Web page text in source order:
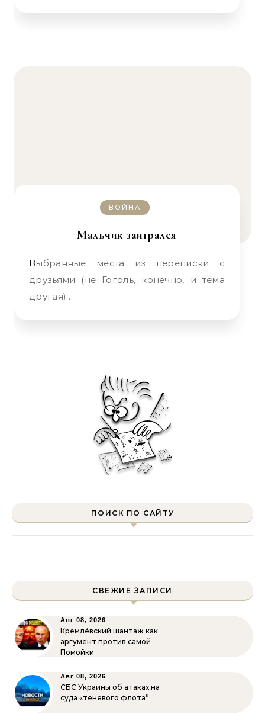
ВОЙНА
Мальчик заигрался
Выбранные места из переписки с
друзьями (не Гоголь, конечно, и тема
другая)…
ПОИСК ПО САЙТУ
СВЕЖИЕ ЗАПИСИ
Авг 08, 2026
Кремлёвский шантаж как
аргумент против самой
Помойки
Авг 08, 2026
СБС Украины об атаках на
суда «теневого флота”